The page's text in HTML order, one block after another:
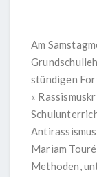
Am
stündigen
«
Mariam
Methoden,